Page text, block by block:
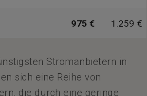
975 € 1.259 €
Stromanbietern in
sich eine Reihe von
die durch eine geringe